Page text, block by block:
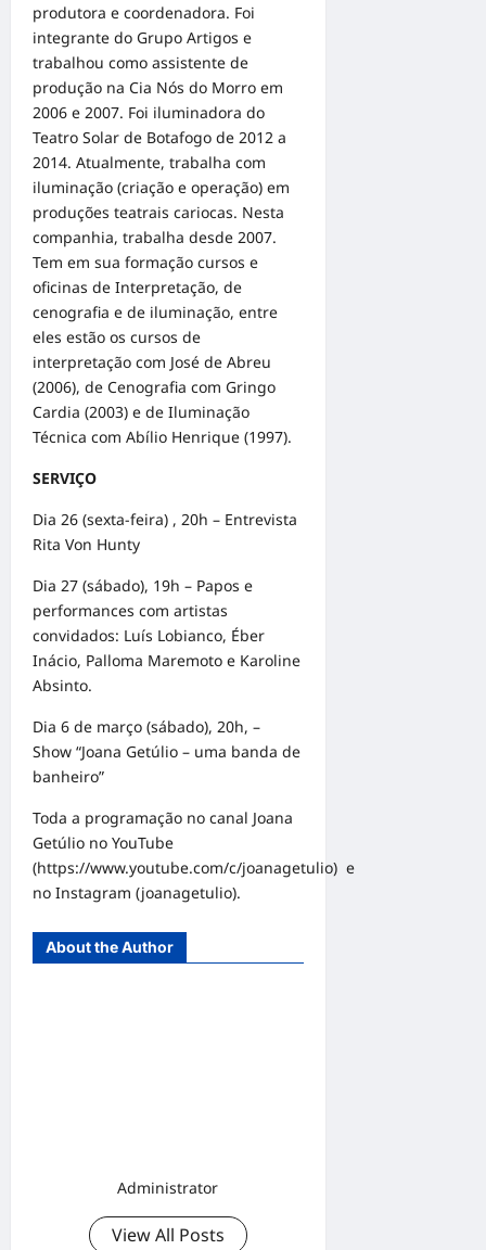
produtora e coordenadora. Foi
integrante do Grupo Artigos e
trabalhou como assistente de
produção na Cia Nós do Morro em
2006 e 2007. Foi iluminadora do
Teatro Solar de Botafogo de 2012 a
2014. Atualmente, trabalha com
iluminação (criação e operação) em
produções teatrais cariocas. Nesta
companhia, trabalha desde 2007.
Tem em sua formação cursos e
oficinas de Interpretação, de
cenografia e de iluminação, entre
eles estão os cursos de
interpretação com José de Abreu
(2006), de Cenografia com Gringo
Cardia (2003) e de Iluminação
Técnica com Abílio Henrique (1997).
SERVIÇO
Dia 26 (sexta-feira) , 20h – Entrevista
Rita Von Hunty
Dia 27 (sábado), 19h – Papos e
performances com artistas
convidados: Luís Lobianco, Éber
Inácio, Palloma Maremoto e Karoline
Absinto.
Dia 6 de março (sábado), 20h, –
Show “Joana Getúlio – uma banda de
banheiro”
Toda a programação no canal Joana
Getúlio no YouTube
(https://www.youtube.com/c/joanagetulio) e
no Instagram (joanagetulio).
About the Author
Administrator
View All Posts